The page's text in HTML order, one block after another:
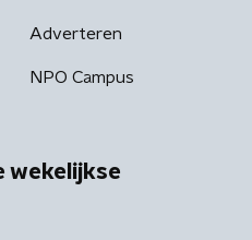
Adverteren
NPO Campus
wekelijkse